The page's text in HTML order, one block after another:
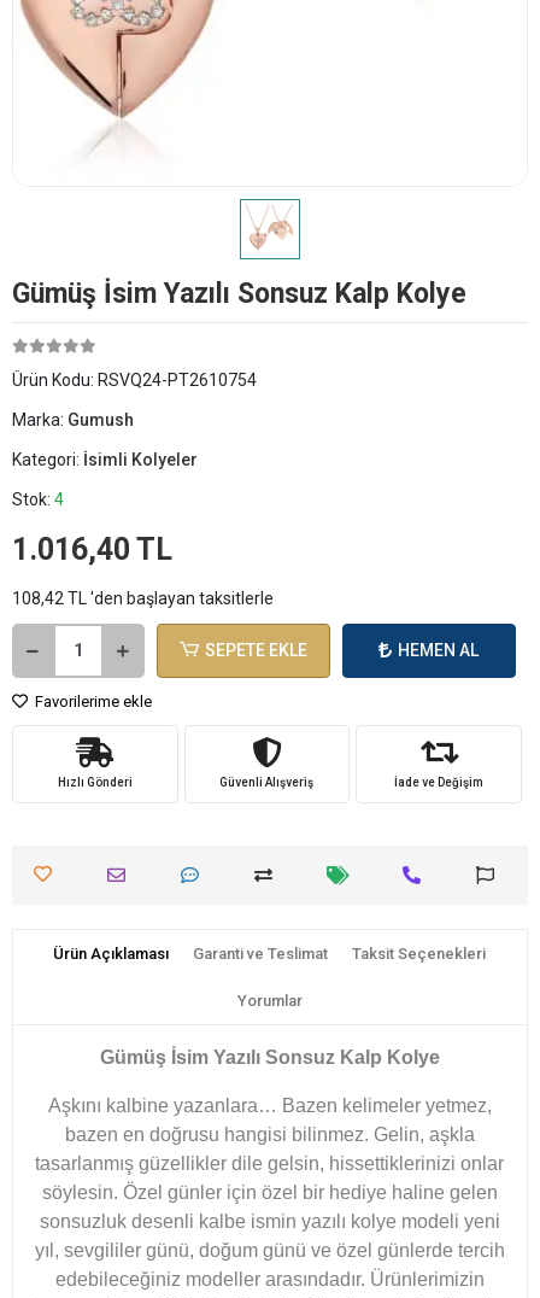
Gümüş İsim Yazılı Sonsuz Kalp Kolye
Ürün Kodu: RSVQ24-PT2610754
Marka: Gumush
Kategori: İsimli Kolyeler
Stok: 4
1.016,40 TL
108,42 TL 'den başlayan taksitlerle
SEPETE EKLE HEMEN AL
Favorilerime ekle
Hızlı Gönderi Güvenli Alışveriş İade ve Değişim
Ürün Açıklaması Garanti ve Teslimat Taksit Seçenekleri
Yorumlar
Gümüş İsim Yazılı Sonsuz Kalp Kolye
Aşkını kalbine yazanlara… Bazen kelimeler yetmez,
bazen en doğrusu hangisi bilinmez. Gelin, aşkla
tasarlanmış güzellikler dile gelsin, hissettiklerinizi onlar
söylesin. Özel günler için özel bir hediye haline gelen
sonsuzluk desenli kalbe ismin yazılı kolye modeli yeni
yıl, sevgililer günü, doğum günü ve özel günlerde tercih
edebileceğiniz modeller arasındadır. Ürünlerimizin